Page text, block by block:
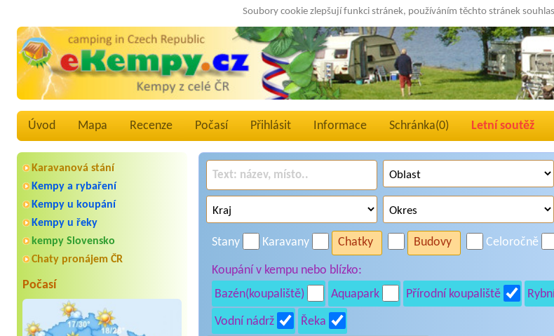
Soubory cookie zlepšují funkci stránek, používáním těchto stránek
Úvod Mapa Recenze Počasí Přihlásit Informace Schránka(0) Letní soutěž
Karavanová stání
Kempy a rybaření
Kempy u koupání
Kempy u řeky
kempy Slovensko
Chaty pronájem ČR
Počasí
Stany Karavany Chatky Budovy Celoročně
Koupání v kempu nebo blízko:
Bazén(koupaliště)
Aquapark Přírodní koupaliště
Vodní nádrž Řeka